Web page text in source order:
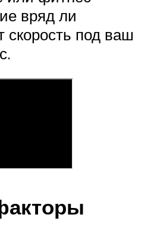
вряд ли
скорость под ваш